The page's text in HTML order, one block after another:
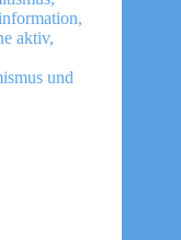
,
aktiv,
und